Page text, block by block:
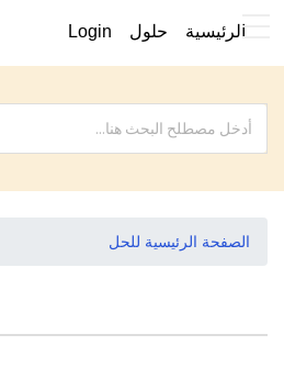
الرئيسية حلول Login
الصفحة الرئيسية للحل